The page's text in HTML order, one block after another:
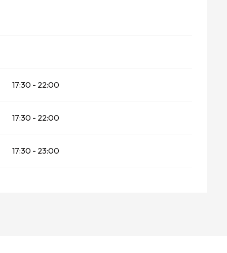
17:30 - 22:00
17:30 - 22:00
17:30 - 23:00